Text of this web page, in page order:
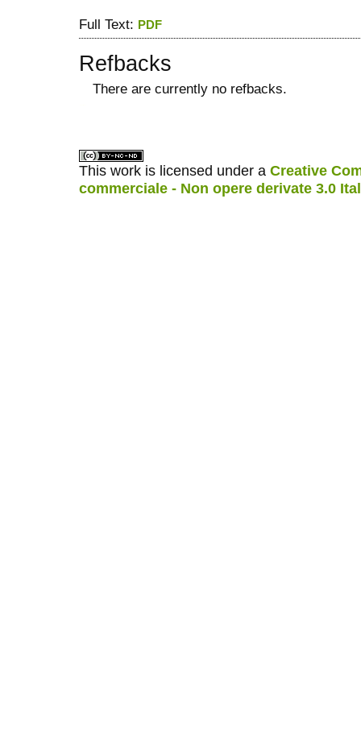
Full Text: PDF
Refbacks
There are currently no refbacks.
This work is licensed under a Creative
commerciale - Non opere derivate 3.0